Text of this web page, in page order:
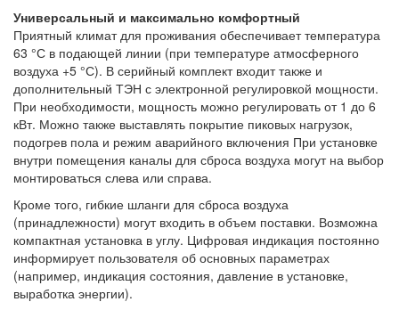
Универсальный и максимально комфортный
Приятный климат для проживания обеспечивает температура
63 °С в подающей линии (при температуре атмосферного
воздуха +5 °С). В серийный комплект входит также и
дополнительный ТЭН с электронной регулировкой мощности.
При необходимости, мощность можно регулировать от 1 до 6
кВт. Можно также выставлять покрытие пиковых нагрузок,
подогрев пола и режим аварийного включения При установке
внутри помещения каналы для сброса воздуха могут на выбор
монтироваться слева или справа.
Кроме того, гибкие шланги для сброса воздуха
(принадлежности) могут входить в объем поставки. Возможна
компактная установка в углу. Цифровая индикация постоянно
информирует пользователя об основных параметрах
(например, индикация состояния, давление в установке,
выработка энергии).